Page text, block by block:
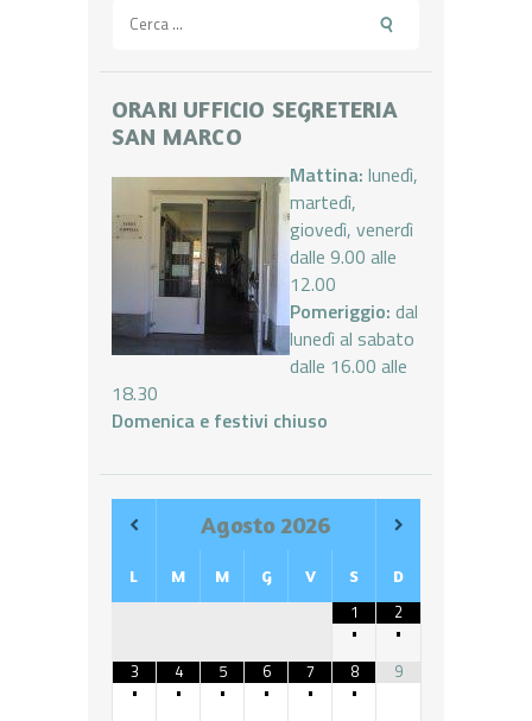
per:
ORARI UFFICIO SEGRETERIA
SAN MARCO
Mattina: lunedì,
martedì,
giovedì, venerdì
dalle 9.00 alle
12.00
Pomeriggio: dal
lunedì al sabato
dalle 16.00 alle
18.30
Domenica e festivi chiuso
Agosto2026
L M M G V S D
1
•
2
•
3
•
4
•
5
•
6
•
7
•
8
•
9